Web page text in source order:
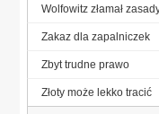
Wolfowitz złamał
Zakaz dla zapalniczek
Zbyt trudne prawo
Złoty może lekko tracić